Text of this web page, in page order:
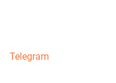
Telegram